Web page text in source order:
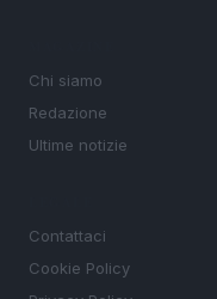
Chi siamo
Redazione
Ultime notizie
Contattaci
Cookie Policy